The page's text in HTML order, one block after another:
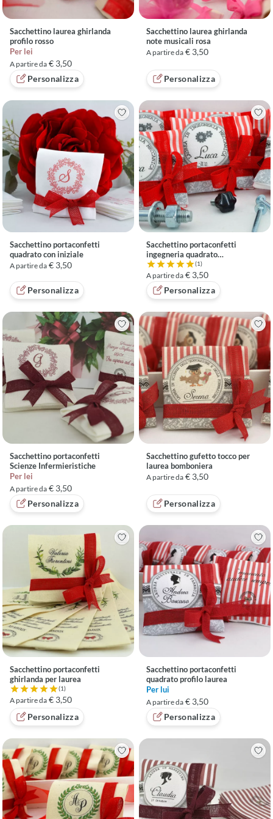
Sacchettino laurea ghirlanda
profilo rosso
Per lei
A partire da € 3,50
Personalizza
Sacchettino laurea ghirlanda
note musicali rosa
A partire da € 3,50
Personalizza
Sacchettino portaconfetti
quadrato con iniziale
A partire da € 3,50
Personalizza
Sacchettino portaconfetti
ingegneria quadrato
personalizzato(1)
Valutazione 5 su 5 basata su
A partire da € 3,50
Personalizza
Sacchettino portaconfetti
Scienze Infermieristiche
Per lei
A partire da € 3,50
Personalizza
Sacchettino gufetto tocco per
laurea bomboniera
A partire da € 3,50
Personalizza
Sacchettino portaconfetti
ghirlanda per laurea
(1)
Valutazione 5 su 5 basata su 1 recensioni
A partire da € 3,50
Personalizza
Sacchettino portaconfetti
quadrato profilo laurea
Per lui
A partire da € 3,50
Personalizza